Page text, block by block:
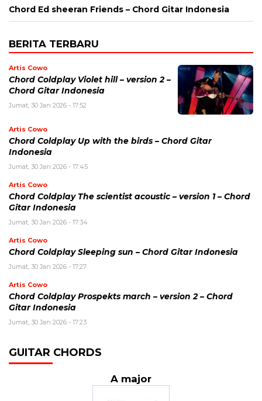
Chord Ed sheeran Friends – Chord Gitar Indonesia
BERITA TERBARU
Artis Cowo
Chord Coldplay Violet hill – version 2 –
Chord Gitar Indonesia
Jumat, 30 Jan 2026 - 17:52
Artis Cowo
Chord Coldplay Up with the birds – Chord Gitar
Indonesia
Jumat, 30 Jan 2026 - 17:45
Artis Cowo
Chord Coldplay The scientist acoustic – version 1 – Chord
Gitar Indonesia
Jumat, 30 Jan 2026 - 17:34
Artis Cowo
Chord Coldplay Sleeping sun – Chord Gitar Indonesia
Jumat, 30 Jan 2026 - 17:27
Artis Cowo
Chord Coldplay Prospekts march – version 2 – Chord
Gitar Indonesia
Jumat, 30 Jan 2026 - 17:23
GUITAR CHORDS
A major